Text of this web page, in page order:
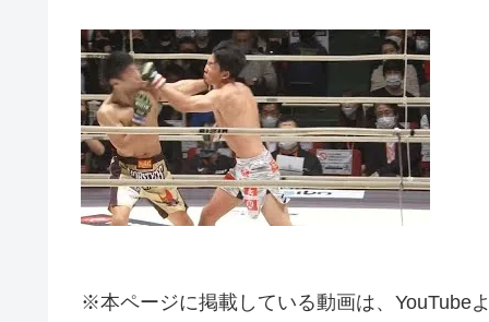
※本ページに掲載している動画は、YouTube